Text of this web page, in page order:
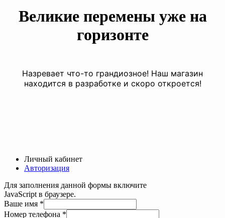
Великие перемены уже на
горизонте
Назревает что-то грандиозное! Наш магазин
находится в разработке и скоро откроется!
Личный кабинет
Авторизация
Для заполнения данной формы включите
JavaScript в браузере.
Ваше
телефона
Ваше имя *
Номер телефона *